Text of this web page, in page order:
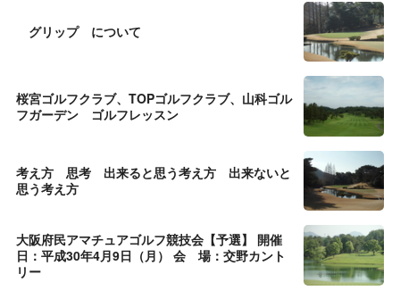
グリップ について
桜宮ゴルフクラブ、TOPゴルフクラブ、山科ゴル
フガーデン ゴルフレッスン
考え方 思考 出来ると思う考え方 出来ないと
思う考え方
大阪府民アマチュアゴルフ競技会【予選】 開催
日：平成30年4月9日（月） 会 場：交野カント
リー